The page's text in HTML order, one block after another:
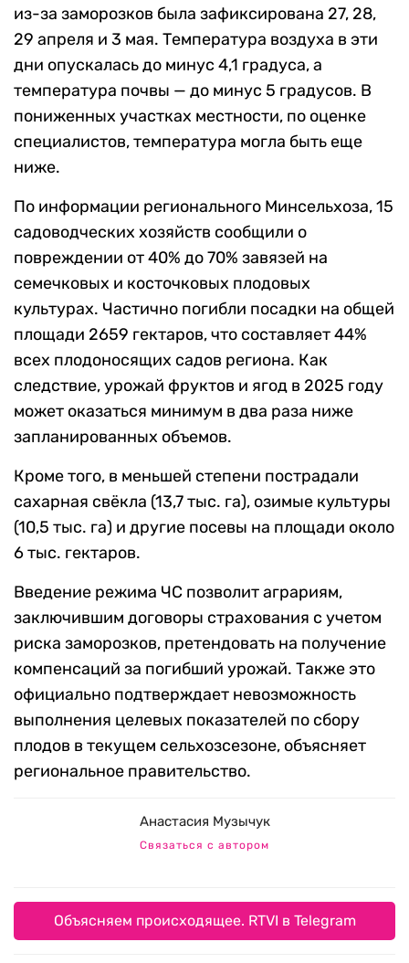
из-за заморозков была зафиксирована 27, 28,
29 апреля и 3 мая. Температура воздуха в эти
дни опускалась до минус 4,1 градуса, а
температура почвы — до минус 5 градусов. В
пониженных участках местности, по оценке
специалистов, температура могла быть еще
ниже.
По информации регионального Минсельхоза, 15
садоводческих хозяйств сообщили о
повреждении от 40% до 70% завязей на
семечковых и косточковых плодовых
культурах. Частично погибли посадки на общей
площади 2659 гектаров, что составляет 44%
всех плодоносящих садов региона. Как
следствие, урожай фруктов и ягод в 2025 году
может оказаться минимум в два раза ниже
запланированных объемов.
Кроме того, в меньшей степени пострадали
сахарная свёкла (13,7 тыс. га), озимые культуры
(10,5 тыс. га) и другие посевы на площади около
6 тыс. гектаров.
Введение режима ЧС позволит аграриям,
заключившим договоры страхования с учетом
риска заморозков, претендовать на получение
компенсаций за погибший урожай. Также это
официально подтверждает невозможность
выполнения целевых показателей по сбору
плодов в текущем сельхозсезоне, объясняет
региональное правительство.
Анастасия Музычук
Связаться с автором
Объясняем происходящее. RTVI в Telegram